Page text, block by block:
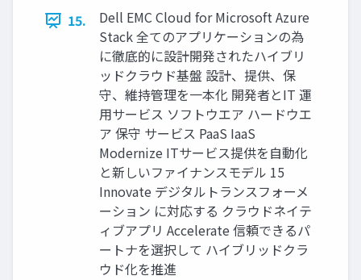
15.
Dell EMC Cloud for Microsoft Azure
Stack 全てのアプリケーションの為
に徹底的に設計開発されたハイブリ
ッドクラウド基盤 設計、提供、保
守、維持管理を⼀本化 開発者とIT 運
⽤サービス ソフトウエア ハードウエ
ア 保守 サービス PaaS IaaS
Modernize ITサービス提供を⾃動化
と新しいファイナンスモデル 15
Innovate デジタルトランスフォーメ
ーション に対応する クラウドネイテ
ィブアプリ Accelerate 信頼できるパ
ートナを選択して ハイブリッドクラ
ウド化を推進